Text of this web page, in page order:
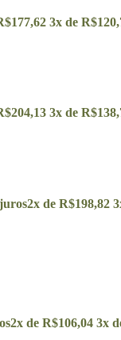
177,62 3x de R$
204,13 3x de R$
2x de R$198,82
2x de R$106,04 3x